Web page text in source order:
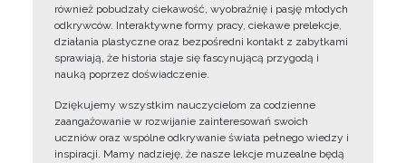
również pobudzały ciekawość, wyobraźnię i pasję młodych
odkrywców. Interaktywne formy pracy, ciekawe prelekcje,
działania plastyczne oraz bezpośredni kontakt z zabytkami
sprawiają, że historia staje się fascynującą przygodą i
nauką poprzez doświadczenie.
Dziękujemy wszystkim nauczycielom za codzienne
zaangażowanie w rozwijanie zainteresowań swoich
uczniów oraz wspólne odkrywanie świata pełnego wiedzy i
inspiracji. Mamy nadzieję, że nasze lekcje muzealne będą